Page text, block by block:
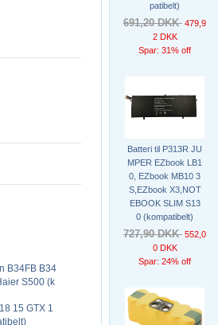
B34FB B34
S500 (k
15 GTX 1
patibelt)
691,20 DKK 479,9
2 DKK
Spar: 31% off
Batteri til P313R JU
MPER EZbook LB1
0, EZbook MB10 3
S,EZbook X3,NOT
EBOOK SLIM S13
0 (kompatibelt)
727,90 DKK 552,0
0 DKK
Spar: 24% off